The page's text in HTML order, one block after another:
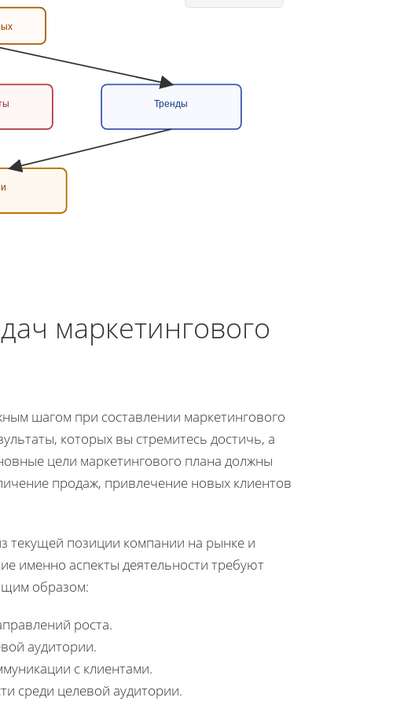
Тренды
маркетингового
шагом при составлении маркетингового
которых вы стремитесь достичь, а
цели маркетингового плана должны
продаж, привлечение новых клиентов
текущей позиции компании на рынке и
именно аспекты деятельности требуют
образом:
роста.
аудитории.
с клиентами.
среди целевой аудитории.